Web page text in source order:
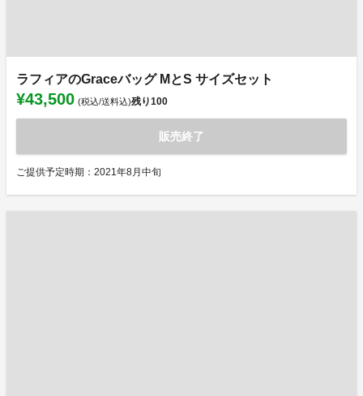
ラフィアのGraceバッグ MとS サイズセット
¥43,500 (税込/送料込)残り100
販売終了
ご提供予定時期：2021年8月中旬